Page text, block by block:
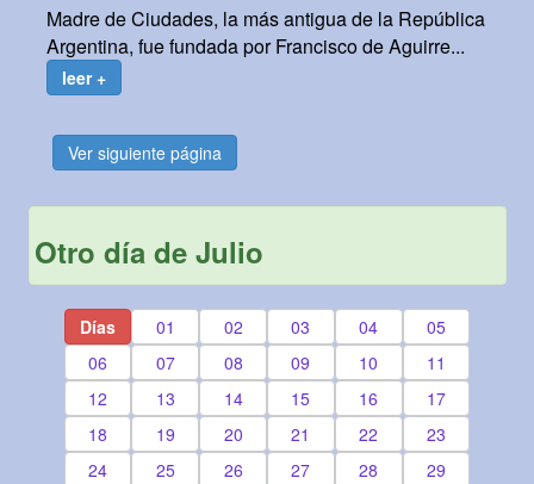
Madre de Ciudades, la más antigua de la República
Argentina, fue fundada por Francisco de Aguirre...
leer +
Ver siguiente página
Otro día de Julio
Días 01 02 03 04
05
06
07 08 09 10
11
12
13 14 15 16
17
18
19 20 21 22
23
24
25 26 27 28
29